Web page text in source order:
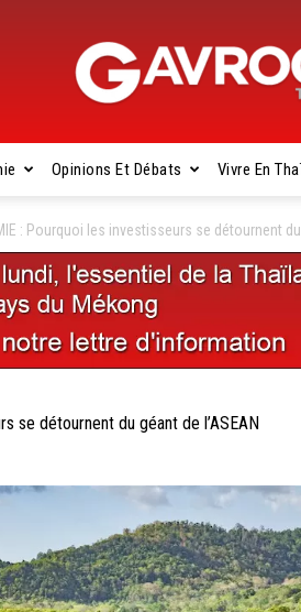
Gavroche
Opinions Et Débats Vivre En
: Pourquoi les investisseurs se détournent
se détournent du géant de l’ASEAN